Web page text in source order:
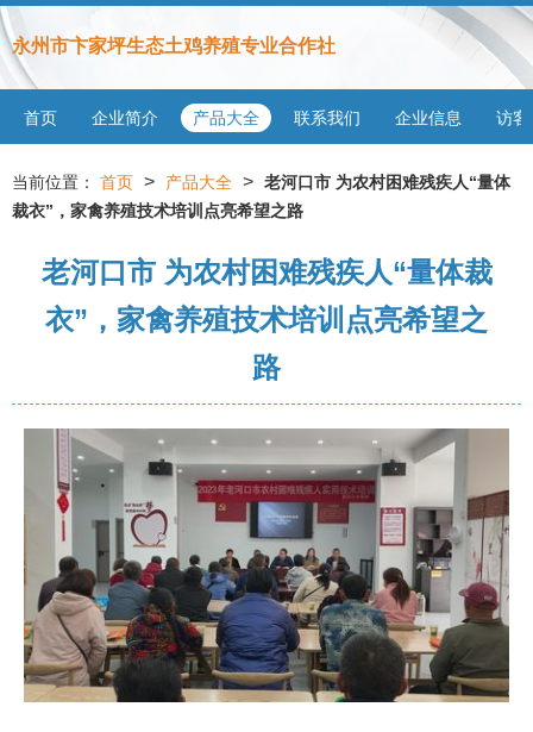
永州市卞家坪生态土鸡养殖专业合作社
首页 企业简介 产品大全 联系我们 企业信息 访客
当前位置： 首页 > 产品大全 > 老河口市 为农村困难残疾人“量体
裁衣”，家禽养殖技术培训点亮希望之路
老河口市 为农村困难残疾人“量体裁
衣”，家禽养殖技术培训点亮希望之
路